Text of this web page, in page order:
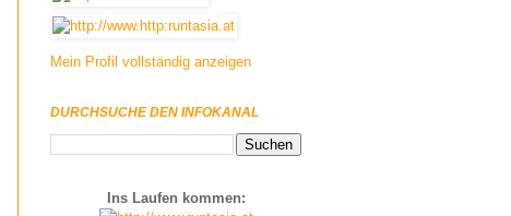
Mein Profil vollständig anzeigen
DURCHSUCHE DEN INFOKANAL
Ins Laufen kommen: